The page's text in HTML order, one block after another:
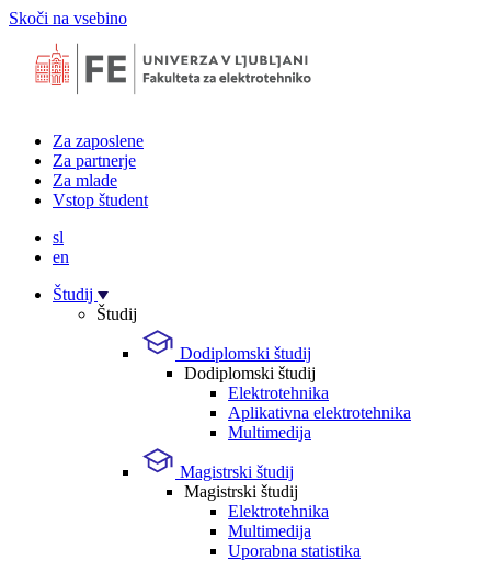
Skoči na vsebino
Za zaposlene
Za partnerje
Za mlade
Vstop študent
sl
en
Študij
Študij
Dodiplomski študij
Dodiplomski študij
Elektrotehnika
Aplikativna elektrotehnika
Multimedija
Magistrski študij
Magistrski študij
Elektrotehnika
Multimedija
Uporabna statistika